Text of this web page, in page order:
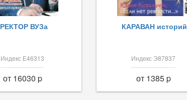
РЕКТОР ВУЗа
Индекс Е46313
от 16030 p
КАРАВАН историй
Индекс Э87837
от 1385 p